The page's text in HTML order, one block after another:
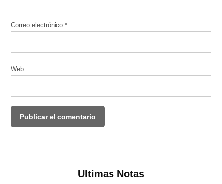
Correo electrónico*
Web
Ultimas Notas